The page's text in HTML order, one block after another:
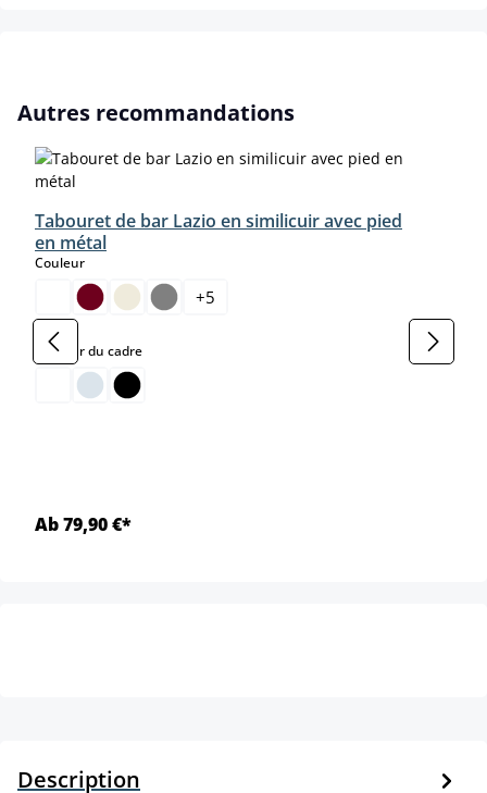
Ignorer la galerie de produits
Autres recommandations
Tabouret de bar Lazio en similicuir avec pied
en métal
Couleurselect
+5
Couleur du cadreselect
Ab 79,90 €*
Description